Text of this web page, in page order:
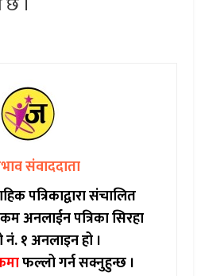
संवाददाता
पत्रिकाद्वारा संचालित
अनलाईन पत्रिका सिरहा
१ अनलाइन हो ।
फल्लो गर्न सक्नुहुन्छ ।